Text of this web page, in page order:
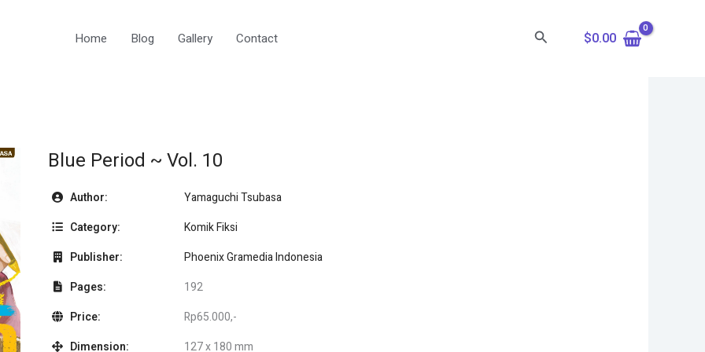
Home Blog Gallery Contact Search $0.00
Blue Period ~ Vol. 10
Author:
Yamaguchi Tsubasa
Category:
Komik Fiksi
Publisher:
Phoenix Gramedia Indonesia
Pages:
192
Price:
Rp65.000,-
Dimension:
127 x 180 mm